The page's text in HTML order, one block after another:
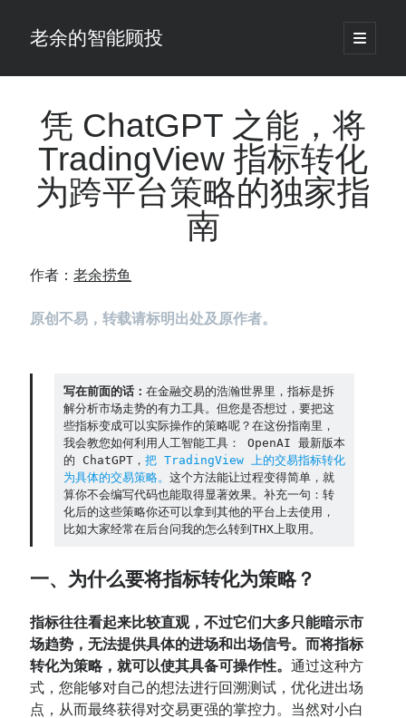
老余的智能顾投
open
primary
Sidebar
最新发表 ：
老余看市：假曙光、核电弹药上膛、AI分化
你的回测曲线越漂亮，我越替你担心：因为历史顺序，正在“倒着”给你
大多数突破交易倒在“收缩阶段”，而这个EA等的是“扩张确认”（附完整源
为什么说每年6月底是罗素2000最干净的套利窗口？
普通人的5个常见投资错误，可能让你多干12年才能退休
Contact：
网站备案号：鄂ICP备2024064768号
凭 ChatGPT 之能，将
TradingView 指标转化
为跨平台策略的独家指
南
作者：老余捞鱼
原创不易，转载请标明出处及原作者。
写在前面的话： 在金融交易的浩瀚世界里，指标是拆
解分析市场走势的有力工具。但您是否想过，要把这
些指标变成可以实际操作的策略呢？在这份指南里，
我会教您如何利用人工智能工具： OpenAI 最新版本
的 ChatGPT， 把 TradingView 上的交易指标转化
为具体的交易策略。 这个方法能让过程变得简单，就
算你不会编写代码也能取得显著效果。补充一句：转
化后的这些策略你还可以拿到其他的平台上去使用，
比如大家经常在后台问我的怎么转到THX上取用。
一、为什么要将指标转化为策略？
指标往往看起来比较直观，不过它们大多只能暗示市
场趋势，无法提供具体的进场和出场信号。而将指标
转化为策略，就可以使其具备可操作性。通过这种方
式，您能够对自己的想法进行回溯测试，优化进出场
点，从而最终获得对交易更强的掌控力。当然对小白